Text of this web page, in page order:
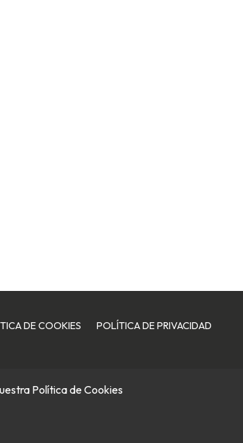
DE COOKIES POLÍTICA DE PRIVACIDAD
Política de Cookies